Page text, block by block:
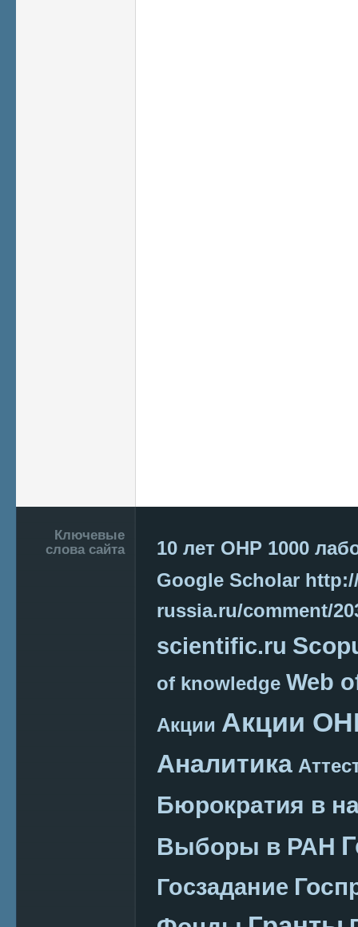
Подвал
Ключевые
слова сайта
10 лет ОНР 1000
Google Scholar
russia.ru/comment/
scientific.ru
of knowledge Web
Акции Акции
Аналитика
Бюрократия в
Выборы в РАН
Госзадание